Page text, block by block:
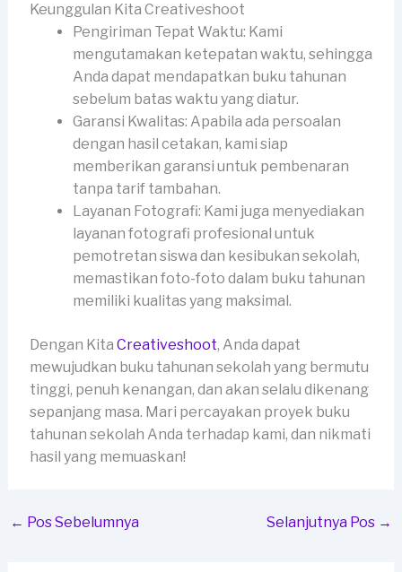
Keunggulan Kita Creativeshoot
Pengiriman Tepat Waktu: Kami
mengutamakan ketepatan waktu, sehingga
Anda dapat mendapatkan buku tahunan
sebelum batas waktu yang diatur.
Garansi Kwalitas: Apabila ada persoalan
dengan hasil cetakan, kami siap
memberikan garansi untuk pembenaran
tanpa tarif tambahan.
Layanan Fotografi: Kami juga menyediakan
layanan fotografi profesional untuk
pemotretan siswa dan kesibukan sekolah,
memastikan foto-foto dalam buku tahunan
memiliki kualitas yang maksimal.
Dengan Kita Creativeshoot, Anda dapat
mewujudkan buku tahunan sekolah yang bermutu
tinggi, penuh kenangan, dan akan selalu dikenang
sepanjang masa. Mari percayakan proyek buku
tahunan sekolah Anda terhadap kami, dan nikmati
hasil yang memuaskan!
← Pos Sebelumnya Selanjutnya Pos →